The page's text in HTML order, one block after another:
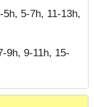
5-7h, 11-13h,
9h, 9-11h, 15-